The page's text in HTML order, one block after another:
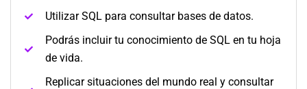
Utilizar SQL para consultar bases de datos.
Podrás incluir tu conocimiento de SQL en tu hoja
de vida.
Replicar situaciones del mundo real y consultar